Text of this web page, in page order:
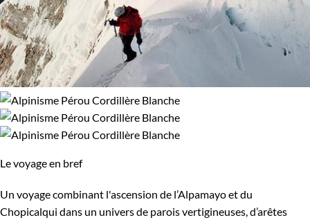
Le voyage en bref
Un voyage combinant l'ascension de l’Alpamayo et du
Chopicalqui dans un univers de parois vertigineuses, d’arêtes